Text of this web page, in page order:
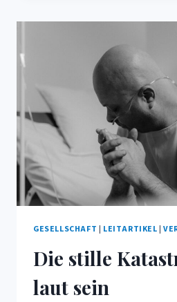
–
PROFESSION
UNTER
DRUCK
GESELLSCHAFT | LEITARTIKEL |
Die stille
laut sein